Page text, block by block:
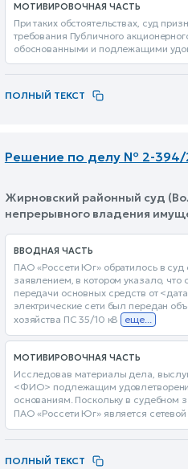
МОТИВИРОВОЧНАЯ ЧАСТЬ
При таких обстоятельствах, суд
требования Публичного
обоснованными и подлежащими
ПОЛНЫЙ ТЕКСТ
Решение по делу № 2-394/
Жирновский районный суд
непрерывного владения
ВВОДНАЯ ЧАСТЬ
ПАО «Россети Юг» обратилось в
заявлением, в котором указало, что
передачи основных средств от
электрические сети был передан
хозяйства ПС 35/10 кВ еще...
МОТИВИРОВОЧНАЯ ЧАСТЬ
Исследовав материалы дела,
<ФИО> подлежащим
основаниям. Поскольку в судебном
ПАО «Россети Юг» является сетевой
ПОЛНЫЙ ТЕКСТ